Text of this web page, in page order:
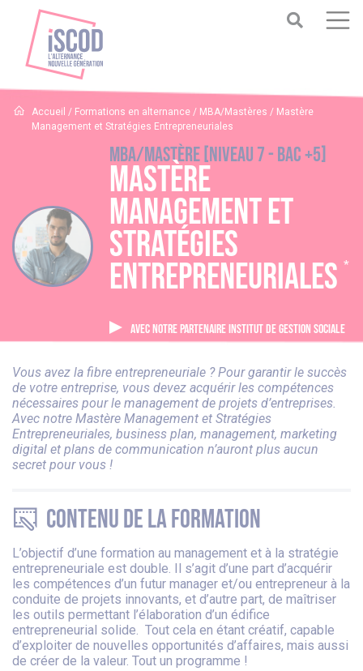
Accueil / Formations en alternance / MBA/Mastères / Mastère
Management et Stratégies Entrepreneuriales
MBA/Mastère [Niveau 7 - BAC +5]
Mastère
Management et
Stratégies
Entrepreneuriales *
AVEC NOTRE PARTENAIRE INSTITUT DE GESTION SOCIALE
Vous avez la fibre entrepreneuriale ? Pour garantir le succès
de votre entreprise, vous devez acquérir les compétences
nécessaires pour le management de projets d’entreprises.
Avec notre Mastère Management et Stratégies
Entrepreneuriales, business plan, management, marketing
digital et plans de communication n’auront plus aucun
secret pour vous !
Contenu de la formation
L’objectif d’une formation au management et à la stratégie
entrepreneuriale est double. Il s’agit d’une part d’acquérir
les compétences d’un futur manager et/ou entrepreneur à la
conduite de projets innovants, et d’autre part, de maîtriser
les outils permettant l’élaboration d’un édifice
entrepreneurial solide. Tout cela en étant créatif, capable
d’exploiter de nouvelles opportunités d’affaires, mais aussi
de créer de la valeur. Tout un programme !